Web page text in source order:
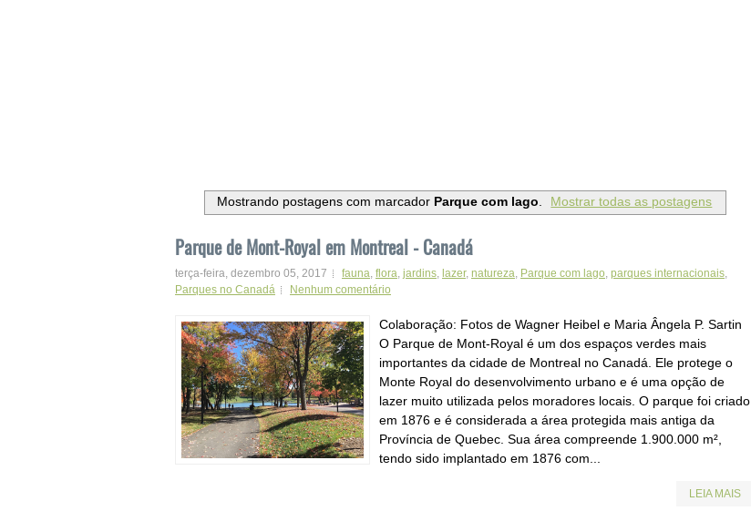
Mostrando postagens com marcador Parque com lago. Mostrar todas as postagens
Parque de Mont-Royal em Montreal - Canadá
terça-feira, dezembro 05, 2017 fauna flora jardins lazer, natureza Parque com lago parques internacionais
Parques no Canadá
Nenhum comentário
Colaboração: Fotos de Wagner Heibel e Maria Ângela P. Sartin
O Parque de Mont-Royal é um dos espaços verdes mais
importantes da cidade de Montreal no Canadá. Ele protege o
Monte Royal do desenvolvimento urbano e é uma opção de
lazer muito utilizada pelos moradores locais. O parque foi criado
em 1876 e é considerada a área protegida mais antiga da
Província de Quebec. Sua área compreende 1.900.000 m²,
tendo sido implantado em 1876 com...
LEIA MAIS